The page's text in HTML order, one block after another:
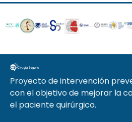
Proyecto de intervención
con el objetivo de mejorar la
el paciente quirúrgico.